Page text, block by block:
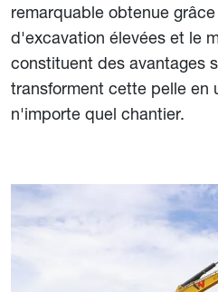
remarquable obtenue
d'excavation élevées et le
constituent des avantages
transforment cette pelle en
n'importe quel chantier.